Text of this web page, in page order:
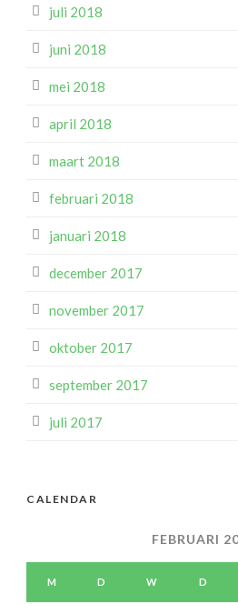
juli 2018
juni 2018
mei 2018
april 2018
maart 2018
februari 2018
januari 2018
december 2017
november 2017
oktober 2017
september 2017
juli 2017
CALENDAR
FEBRUARI
M D W D